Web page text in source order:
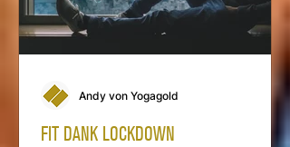
FIT DANK LOCKDOWN
Andy von Yogagold